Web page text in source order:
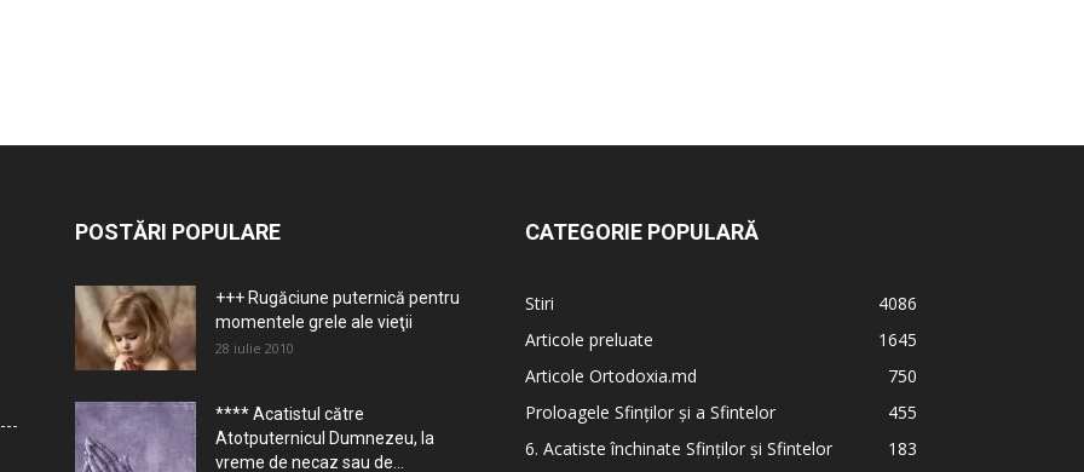
POSTĂRI POPULARE
+++ Rugăciune puternică pentru
momentele grele ale vieţii
28 iulie 2010
**** Acatistul către
Atotputernicul Dumnezeu, la
vreme de necaz sau de...
CATEGORIE POPULARĂ
Stiri
4086
Articole preluate
1645
Articole Ortodoxia.md
750
Proloagele Sfinților și a Sfintelor
455
6. Acatiste închinate Sfinților și Sfintelor
183